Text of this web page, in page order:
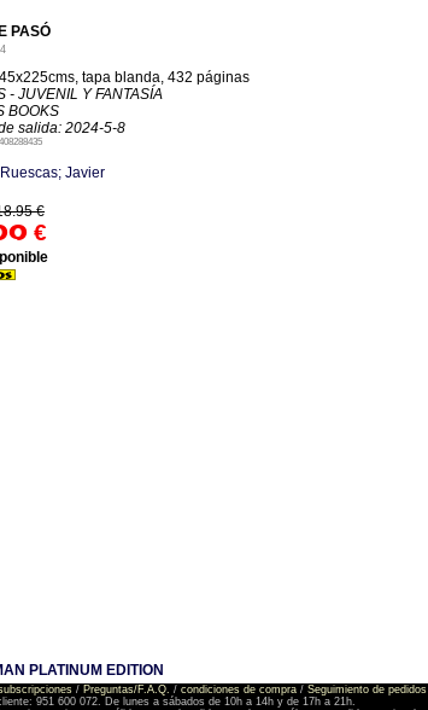
PASÓ
tapa blanda, 432 páginas
- JUVENIL Y FANTASÍA
BOOKS
salida: 2024-5-8
Ruescas; Javier
€
€
PLATINUM EDITION
/ Preguntas/F.A.Q. / condiciones de compra / Seguimiento de pedidos
951 600 072. De lunes a sábados de 10h a 14h y de 17h a 21h.